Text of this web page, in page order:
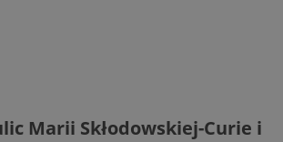
Marii Skłodowskiej-Curie i